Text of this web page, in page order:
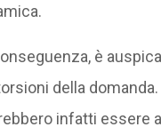
è
della
infatti essere